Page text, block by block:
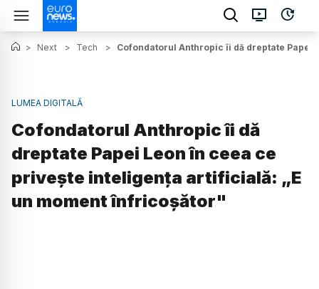
> Next > Tech > Cofondatorul Anthropic îi dă dreptate
LUMEA DIGITALĂ
Cofondatorul Anthropic îi dă
dreptate Papei Leon în ceea ce
privește inteligența artificială: „E
un moment înfricoșător"